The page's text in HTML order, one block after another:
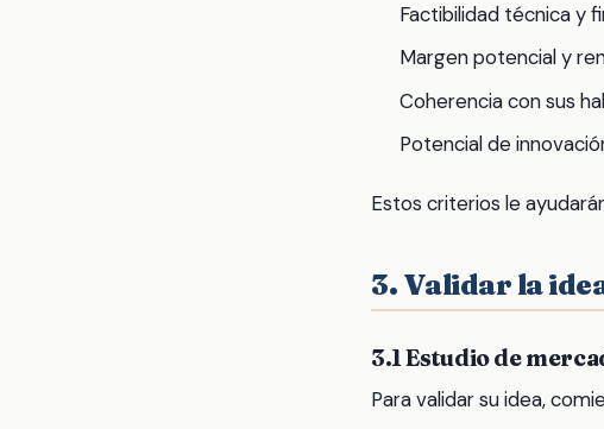
Factibilidad técnica y
Margen potencial y
Coherencia con sus
Potencial de
Estos criterios le
3. Validar la
3.1 Estudio de
Para validar su idea,